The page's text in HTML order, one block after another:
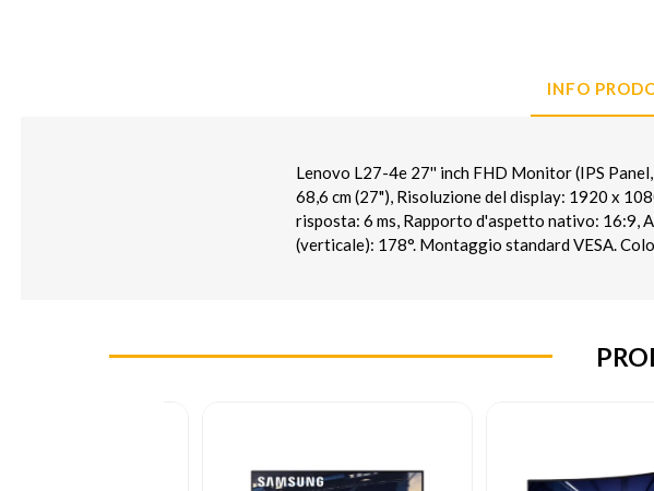
INFO
Lenovo L27-4e 27'' inch FHD Monitor (IPS
68,6 cm (27"), Risoluzione del display: 1920 x
risposta: 6 ms, Rapporto d'aspetto nativo: 16:9,
(verticale): 178°. Montaggio standard VESA.